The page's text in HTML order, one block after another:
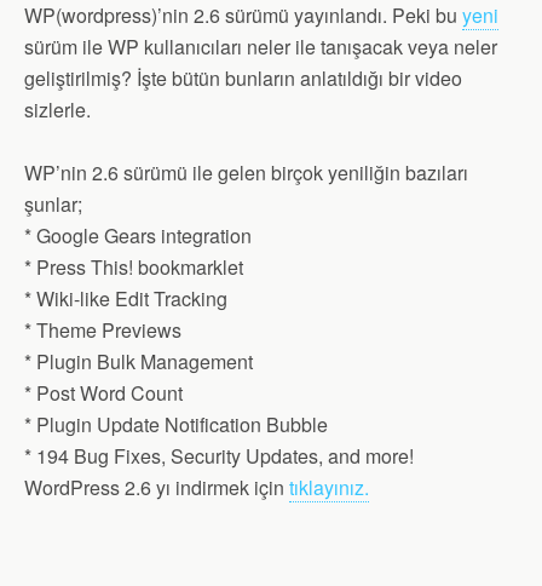
WP(wordpress)’nin 2.6 sürümü yayınlandı. Peki bu yeni
sürüm ile WP kullanıcıları neler ile tanışacak veya neler
geliştirilmiş? İşte bütün bunların anlatıldığı bir video
sizlerle.
WP’nin 2.6 sürümü ile gelen birçok yeniliğin bazıları
şunlar;
* Google Gears integration
* Press This! bookmarklet
* Wiki-like Edit Tracking
* Theme Previews
* Plugin Bulk Management
* Post Word Count
* Plugin Update Notification Bubble
* 194 Bug Fixes, Security Updates, and more!
WordPress 2.6 yı indirmek için tıklayınız.